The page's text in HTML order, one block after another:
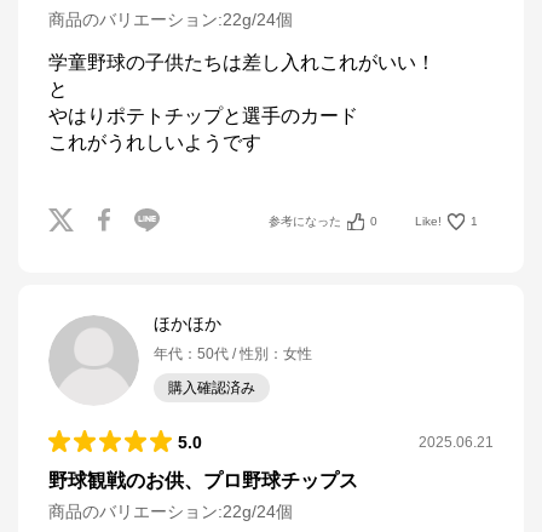
商品のバリエーション:22g/24個
学童野球の子供たちは差し入れこれがいい！
と
やはりポテトチップと選手のカード
これがうれしいようです
参考になった 0 Like! 1
ほかほか
年代 ： 50代 性別 ： 女性
購入確認済み
5.0 2025.06.21
野球観戦のお供、プロ野球チップス
商品のバリエーション:22g/24個